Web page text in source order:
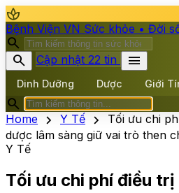
spa
Bệnh Viện VN Sức khỏe • Đời
search
search
Cập nhật 22 tin menu
Dinh Dưỡng Dược Giới
search
Home chevron_right Y Tế chevron_right
Tối ưu chi
dược lâm sàng giữ vai trò then
Y Tế
Tối ưu chi phí điều